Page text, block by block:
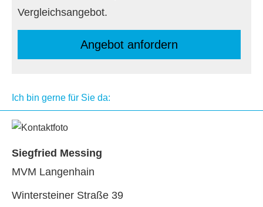
Vergleichsangebot.
An­ge­bot an­for­dern
Ich bin gerne für Sie da:
Siegfried Messing
MVM Langenhain
Wintersteiner Straße 39